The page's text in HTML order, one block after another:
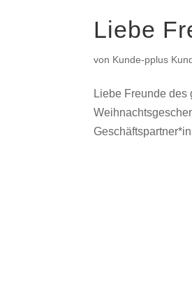
Liebe
von Kunde-pplus
Liebe Freunde des